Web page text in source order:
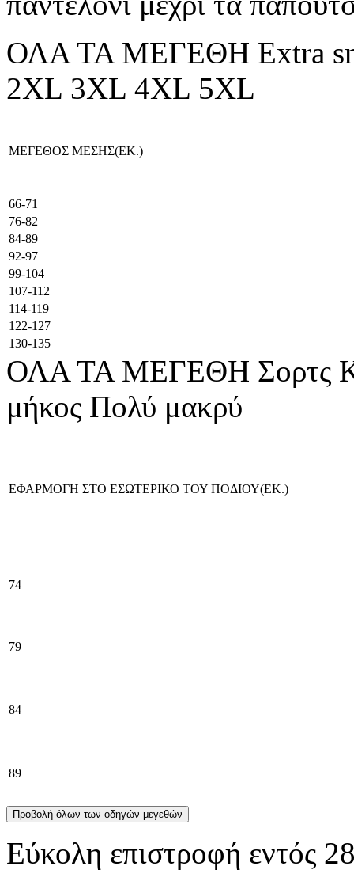
ΟΛΑ ΤΑ ΜΕΓΕΘΗ Extra
2XL 3XL 4XL 5XL
ΜΕΓΕΘΟΣ ΜΕΣΗΣ(ΕΚ.)
66-71
76-82
84-89
92-97
99-104
107-112
114-119
122-127
130-135
ΟΛΑ ΤΑ ΜΕΓΕΘΗ Σορτς
μήκος Πολύ μακρύ
ΕΦΑΡΜΟΓΗ ΣΤΟ ΕΣΩΤΕΡΙΚΟ ΤΟΥ ΠΟΔΙΟΥ(ΕΚ.)
74
79
84
89
Προβολή όλων των οδηγών μεγεθών
Εύκολη επιστροφή εντός